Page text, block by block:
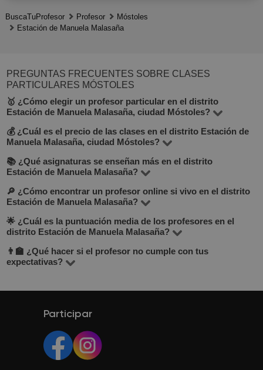
BuscaTuProfesor Profesor
Móstoles
Estación de Manuela Malasaña
PREGUNTAS FRECUENTES SOBRE CLASES
PARTICULARES MÓSTOLES
🥇 ¿Cómo elegir un profesor particular en el distrito
Estación de Manuela Malasaña, ciudad Móstoles?
En BuscaTuProfesor puedes encontrar 14 profesores en
el distrito Estación de Manuela Malasaña, que enseñan
más de 32 materias. Mira la tarifa por hora, experiencia,
(lo verás debajo del botón "Contactar con el tutor").
💰 ¿Cuál es el precio de las clases en el distrito Estación de
Manuela Malasaña, ciudad Móstoles?
El precio varía entre 10 y 30 €/hora, según la materia, la
experiencia del profesor y el formato (en línea o
presencial).
📚 ¿Qué asignaturas se enseñan más en el distrito
Estación de Manuela Malasaña?
Entre las materias más populares: matemáticas, inglés,
lengua española, música, dibujo e informática. Consulta
la lista completa en la sección “Todos los profesores”.
🔎 ¿Cómo encontrar un profesor online si vivo en el distrito
Estación de Manuela Malasaña?
Incluso si buscas un profesor cerca, considera las clases
online. En BuscaTuProfesor puedes filtrar por modalidad
a distancia. Las clases online son cómodas, flexibles y
🌟 ¿Cuál es la puntuación media de los profesores en el
distrito Estación de Manuela Malasaña?
La puntuación media es de 4.8 sobre 5, basada en
opiniones reales de estudiantes. Puedes verlas en el
👨‍🏫 ¿Qué hacer si el profesor no cumple con tus
expectativas?
solicitar otro profesor y te ayudaremos a encontrar el
adecuado.
Participar